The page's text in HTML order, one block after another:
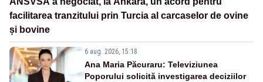
facilitarea tranzitului prin Turcia al carcaselor de ovine
și bovine
6 aug. 2026, 15:18
Ana Maria Păcuraru: Televiziunea
Poporului solicită investigarea deciziilor